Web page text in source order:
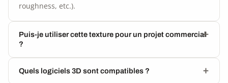
roughness, etc.).
Puis-je utiliser cette texture pour un projet commercial
?
Quels logiciels 3D sont compatibles ?